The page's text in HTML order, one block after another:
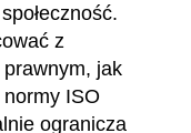
z
prawnym, jak
ISO
ogranicza